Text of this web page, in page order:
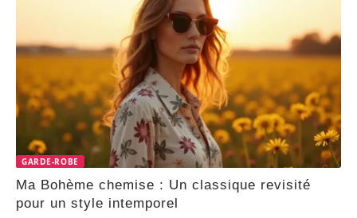
GARDE-ROBE
Ma Bohème chemise : Un classique revisité
pour un style intemporel